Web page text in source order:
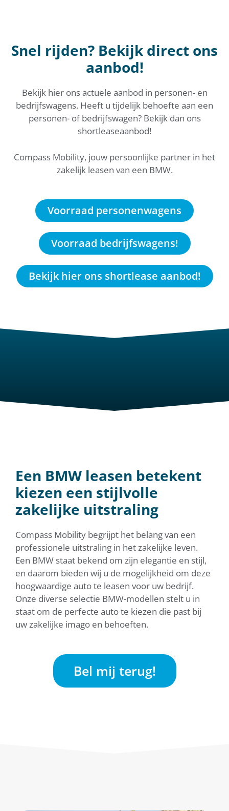
Snel rijden? Bekijk direct ons
aanbod!
Bekijk hier ons actuele aanbod in personen- en
bedrijfswagens. Heeft u tijdelijk behoefte aan een
personen- of bedrijfswagen? Bekijk dan ons
shortleaseaanbod!
Compass Mobility, jouw persoonlijke partner in het
zakelijk leasen van een BMW.
Voorraad personenwagens
Voorraad bedrijfswagens!
Bekijk hier ons shortlease aanbod!
Een BMW leasen betekent
kiezen een stijlvolle
zakelijke uitstraling
Compass Mobility begrijpt het belang van een
professionele uitstraling in het zakelijke leven.
Een BMW staat bekend om zijn elegantie en stijl,
en daarom bieden wij u de mogelijkheid om deze
hoogwaardige auto te leasen voor uw bedrijf.
Onze diverse selectie BMW-modellen stelt u in
staat om de perfecte auto te kiezen die past bij
uw zakelijke imago en behoeften.
Bel mij terug!